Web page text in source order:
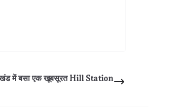
में बसा एक खूबसूरत Hill Station